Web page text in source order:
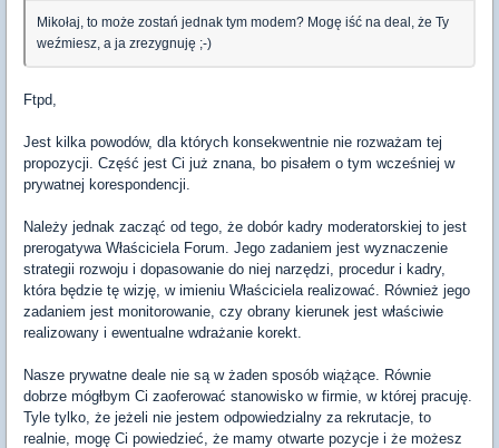
Mikołaj, to może zostań jednak tym modem? Mogę iść na deal, że Ty
weźmiesz, a ja zrezygnuję ;-)
Ftpd,
Jest kilka powodów, dla których konsekwentnie nie rozważam tej
propozycji. Część jest Ci już znana, bo pisałem o tym wcześniej w
prywatnej korespondencji.
Należy jednak zacząć od tego, że dobór kadry moderatorskiej to jest
prerogatywa Właściciela Forum. Jego zadaniem jest wyznaczenie
strategii rozwoju i dopasowanie do niej narzędzi, procedur i kadry,
która będzie tę wizję, w imieniu Właściciela realizować. Również jego
zadaniem jest monitorowanie, czy obrany kierunek jest właściwie
realizowany i ewentualne wdrażanie korekt.
Nasze prywatne deale nie są w żaden sposób wiążące. Równie
dobrze mógłbym Ci zaoferować stanowisko w firmie, w której pracuję.
Tyle tylko, że jeżeli nie jestem odpowiedzialny za rekrutacje, to
realnie, mogę Ci powiedzieć, że mamy otwarte pozycje i że możesz